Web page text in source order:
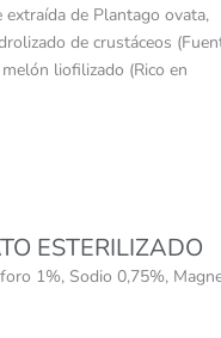
de Plantago ovata,
de crustáceos
liofilizado (Rico en
ESTERILIZADO
1%, Sodio 0,75%,